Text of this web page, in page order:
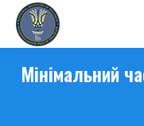
Мінімальний